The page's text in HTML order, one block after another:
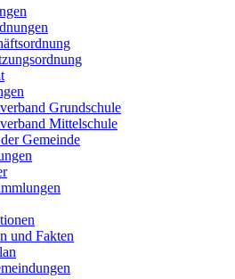
Grundschule
Mittelschule
Gemeinde
und Fakten